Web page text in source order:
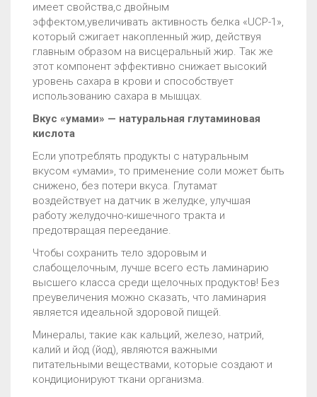
имеет свойства,с двойным
эффектом,увеличивать активность белка «UCP-1»,
который сжигает накопленный жир, действуя
главным образом на висцеральный жир. Так же
этот компонент эффективно снижает высокий
уровень сахара в крови и способствует
использованию сахара в мышцах.
Вкус «умами» — натуральная глутаминовая
кислота
Если употреблять продукты с натуральным
вкусом «умами», то применение соли может быть
снижено, без потери вкуса. Глутамат
воздействует на датчик в желудке, улучшая
работу желудочно-кишечного тракта и
предотвращая переедание.
Чтобы сохранить тело здоровым и
слабощелочным, лучше всего есть ламинарию
высшего класса среди щелочных продуктов! Без
преувеличения можно сказать, что ламинария
является идеальной здоровой пищей.
Минералы, такие как кальций, железо, натрий,
калий и йод (йод), являются важными
питательными веществами, которые создают и
кондиционируют ткани организма.